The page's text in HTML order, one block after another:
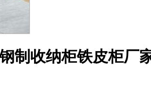
制收纳柜铁皮柜厂